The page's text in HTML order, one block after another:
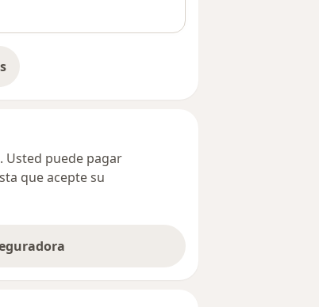
Usted puede pagar
que acepte su